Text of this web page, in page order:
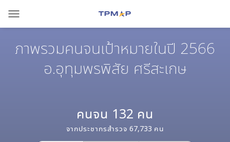
menu
ภาพรวมคนจนเป้าหมายในปี 2566
อ.อุทุมพรพิสัย ศรีสะเกษ
คนจน 132 คน
จากประชากรสำรวจ 67,733 คน